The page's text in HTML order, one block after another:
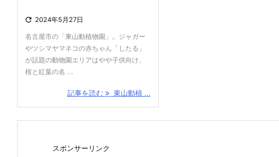
 2024年5月27日
名古屋市の「東山動植物園」。ジャガー
やツシマヤマネコの赤ちゃん「したる」
が話題の動物園エリアはやや子供向け、
桜と紅葉の名 ...
記事を読む 東山動植 ...
スポンサーリンク